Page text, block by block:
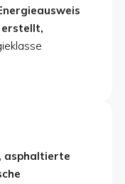
asphaltierte